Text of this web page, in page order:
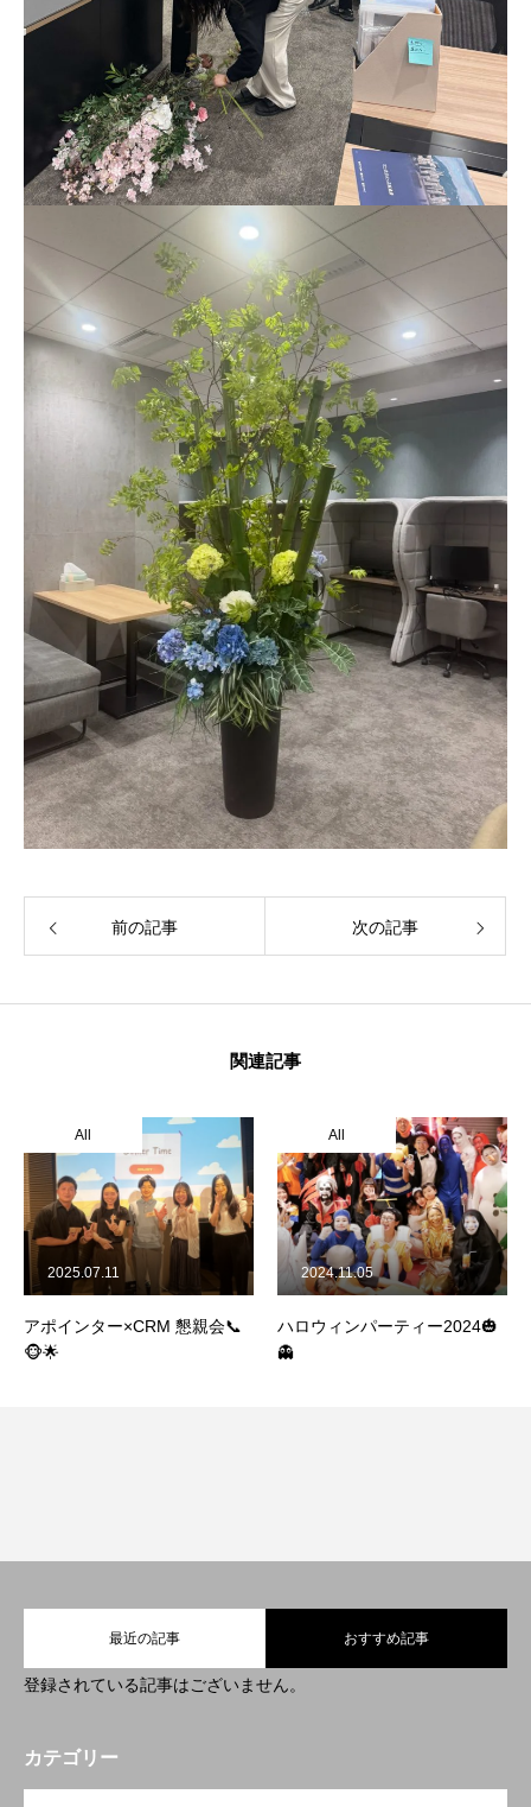
COMPANY
BUSINESS
RECRUIT
プライバシー・ポリシー
前の記事 次の記事
関連記事
All
アポインター×CRM 懇親会📞
🐵🌟
2025.07.11
All
ハロウィンパーティー2024🎃
👻
2024.11.05
最近の記事 おすすめ記事
登録されている記事はございません。
カテゴリー